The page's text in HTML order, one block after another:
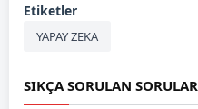
Etiketler
YAPAY ZEKA
SIKÇA SORULAN SORULAR